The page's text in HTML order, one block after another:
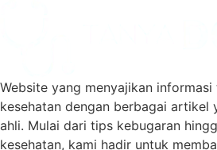
Website yang menyajikan
kesehatan dengan berbagai artikel
ahli. Mulai dari tips kebugaran
kesehatan, kami hadir untuk